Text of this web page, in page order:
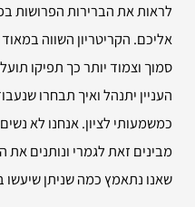
לראות את הברירות הפרושות
אליכם. הקריטריון השווה
סמוך וצמוד יותר כך תפיקו
העניין יתנהל ואיך תבחרו
כמשמעותי לציון. אנחנו לא
מבינים זאת לגמרי ונותנים
שאנו נתאמץ כמה שניתן